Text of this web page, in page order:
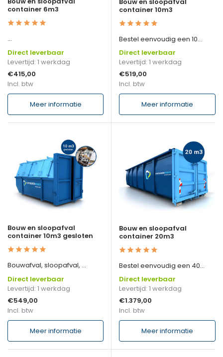
container 6m3
...
Direct leverbaar
Levertijd: 1 werkdag
€415,00
Incl. btw
Meer informatie
container 10m3
Bestel eenvoudig een 10...
Direct leverbaar
Levertijd: 1 werkdag
€519,00
Incl. btw
Meer informatie
Bouw en sloopafval
container 10m3 gesloten
Bouwafval, sloopafval, ...
Direct leverbaar
Levertijd: 1 werkdag
€549,00
Incl. btw
Meer informatie
Bouw en sloopafval
container 20m3
Bestel eenvoudig een 40...
Direct leverbaar
Levertijd: 1 werkdag
€1.379,00
Incl. btw
Meer informatie